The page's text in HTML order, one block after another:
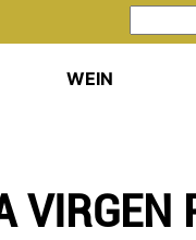
VIRGEN
WEIN